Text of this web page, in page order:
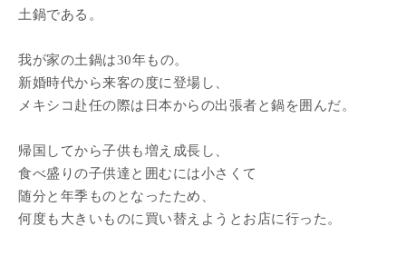
土鍋である。
我が家の土鍋は30年もの。
新婚時代から来客の度に登場し、
メキシコ赴任の際は日本からの出張者と鍋を囲んだ。
帰国してから子供も増え成長し、
食べ盛りの子供達と囲むには小さくて
随分と年季ものとなったため、
何度も大きいものに買い替えようとお店に行った。